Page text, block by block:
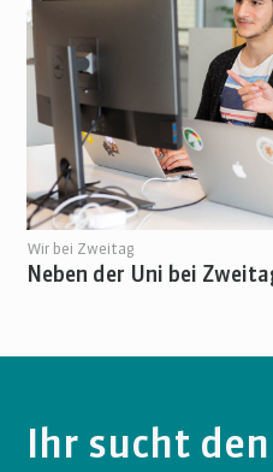
Wir bei Zweitag
Neben der Uni bei
Ihr sucht